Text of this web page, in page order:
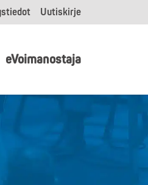
Uutiskirje
eVoimanostaja